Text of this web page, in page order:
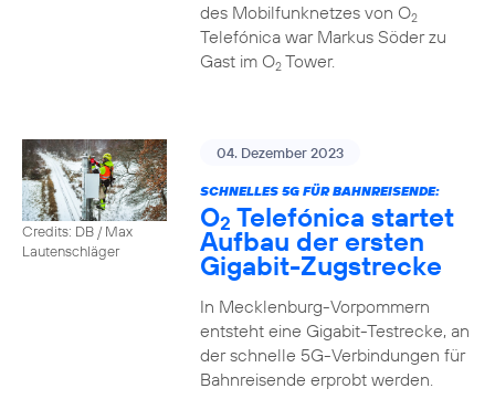
des Mobilfunknetzes von O2
Telefónica war Markus Söder zu
Gast im O2Tower.
Credits: DB / Max
Lautenschläger
04. Dezember 2023
SCHNELLES 5G FÜR BAHNREISENDE:
O2 Telefónica startet
Aufbau der ersten
Gigabit-Zugstrecke
In Mecklenburg-Vorpommern
entsteht eine Gigabit-Testrecke, an
der schnelle 5G-Verbindungen für
Bahnreisende erprobt werden.